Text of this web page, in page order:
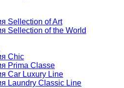
Sellection of Art
Sellection of the World
Chic
Prima Classe
Car Luxury Line
Laundry Classic Line